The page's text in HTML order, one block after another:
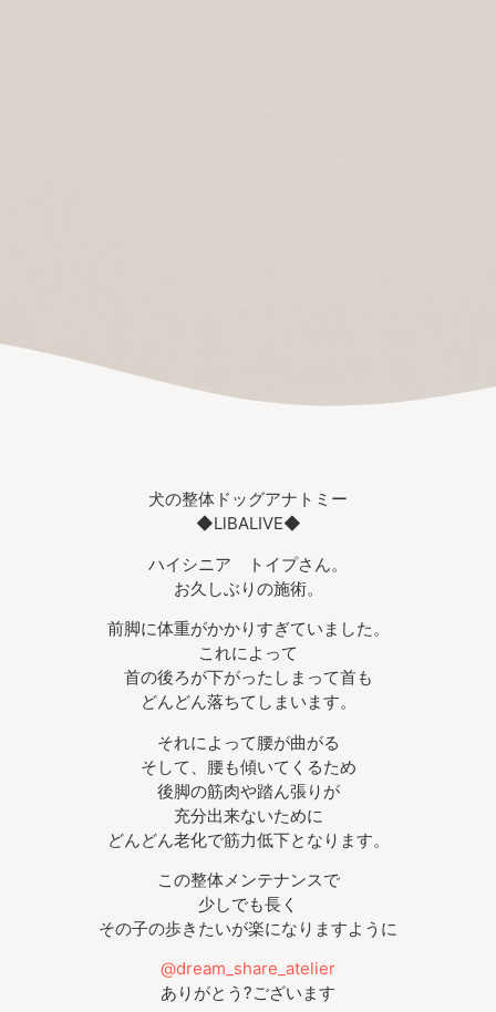
犬の整体ドッグアナトミー
◆LlBALIVE◆
ハイシニア トイプさん。
お久しぶりの施術。
前脚に体重がかかりすぎていました。
これによって
首の後ろが下がったしまって首も
どんどん落ちてしまいます。
それによって腰が曲がる
そして、腰も傾いてくるため
後脚の筋肉や踏ん張りが
充分出来ないために
どんどん老化で筋力低下となります。
この整体メンテナンスで
少しでも長く
その子の歩きたいが楽になりますように
@dream_share_atelier
ありがとう?ございます